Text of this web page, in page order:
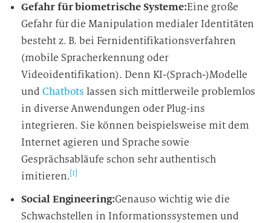
Gefahr für biometrische Systeme:Eine große
Gefahr für die Manipulation medialer Identitäten
besteht z. B. bei Fernidentifikationsverfahren
(mobile Spracherkennung oder
Videoidentifikation). Denn KI-(Sprach-)Modelle
und Chatbots lassen sich mittlerweile problemlos
in diverse Anwendungen oder Plug-ins
integrieren. Sie können beispielsweise mit dem
Internet agieren und Sprache sowie
Gesprächsabläufe schon sehr authentisch
imitieren.[1]
Social Engineering:Genauso wichtig wie die
Schwachstellen in Informationssystemen und